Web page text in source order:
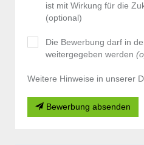
ist mit Wirkung für die
(optional)
Die Bewerbung darf in
weitergegeben werden
Weitere Hinweise in unserer
Bewerbung absenden